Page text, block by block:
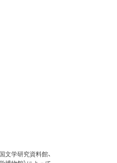
文学研究資料館、